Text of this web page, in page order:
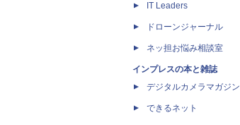
IT Leaders
ドローンジャーナル
ネッ担お悩み相談室
インプレスの本と雑誌
デジタルカメラマガジン
できるネット